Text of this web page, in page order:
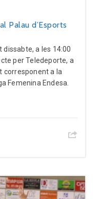
Palau d’Esports
dissabte, a les 14:00
per Teledeporte, a
corresponent a la
Femenina Endesa.